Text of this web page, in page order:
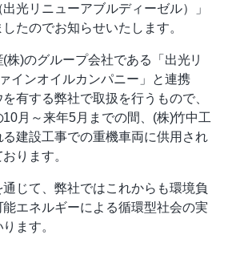
光リニューアブルディーゼル）」
たのでお知らせいたします。
株)のグループ会社である「出光リ
インオイルカンパニー」と連携
有する弊社で取扱を行うもので、
月～来年5月までの間、(株)竹中工
建設工事での重機車両に供用され
ります。
じて、弊社ではこれからも環境負
エネルギーによる循環型社会の実
ます。